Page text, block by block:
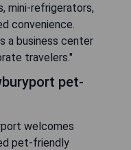
mini-refrigerators,
convenience.
a business center
travelers."
pet-
welcomes
pet-friendly